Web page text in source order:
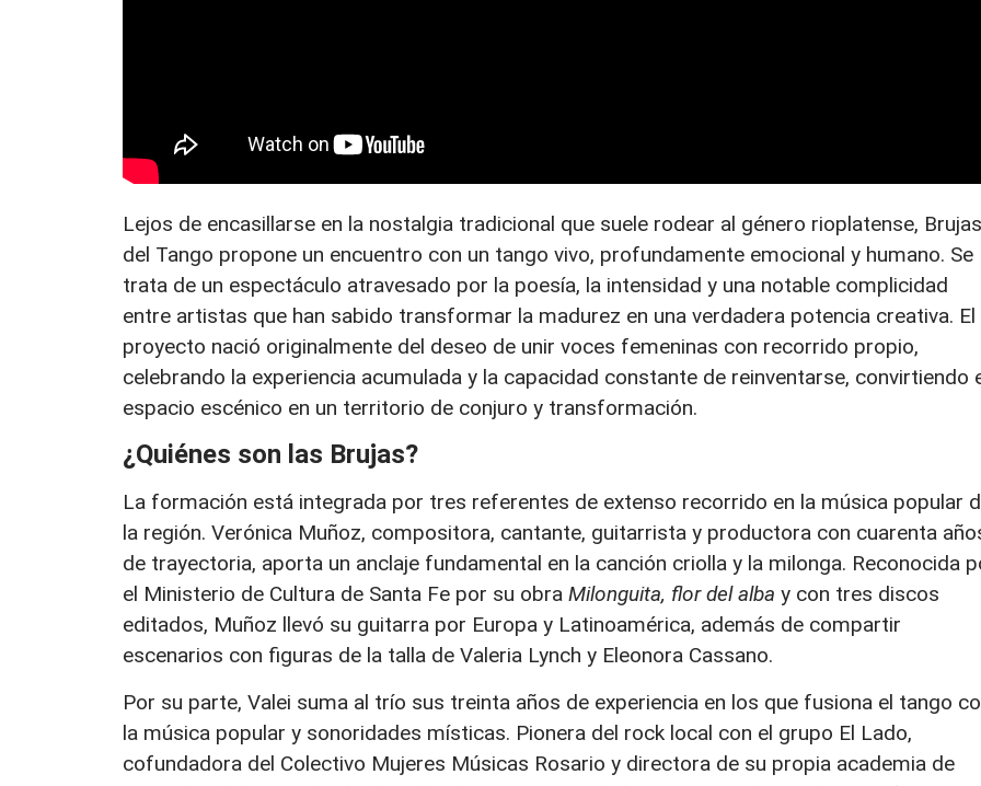
Lejos de encasillarse en la nostalgia tradicional que suele rodear al género rioplatense, Brujas
del Tango propone un encuentro con un tango vivo, profundamente emocional y humano. Se
trata de un espectáculo atravesado por la poesía, la intensidad y una notable complicidad
entre artistas que han sabido transformar la madurez en una verdadera potencia creativa. El
proyecto nació originalmente del deseo de unir voces femeninas con recorrido propio,
celebrando la experiencia acumulada y la capacidad constante de reinventarse, convirtiendo
espacio escénico en un territorio de conjuro y transformación.
¿Quiénes son las Brujas?
La formación está integrada por tres referentes de extenso recorrido en la música popular
la región. Verónica Muñoz, compositora, cantante, guitarrista y productora con cuarenta
de trayectoria, aporta un anclaje fundamental en la canción criolla y la milonga. Reconocida
el Ministerio de Cultura de Santa Fe por su obra Milonguita, flor del alba y con tres discos
editados, Muñoz llevó su guitarra por Europa y Latinoamérica, además de compartir
escenarios con figuras de la talla de Valeria Lynch y Eleonora Cassano.
Por su parte, Valei suma al trío sus treinta años de experiencia en los que fusiona el tango
la música popular y sonoridades místicas. Pionera del rock local con el grupo El Lado,
cofundadora del Colectivo Mujeres Músicas Rosario y directora de su propia academia de